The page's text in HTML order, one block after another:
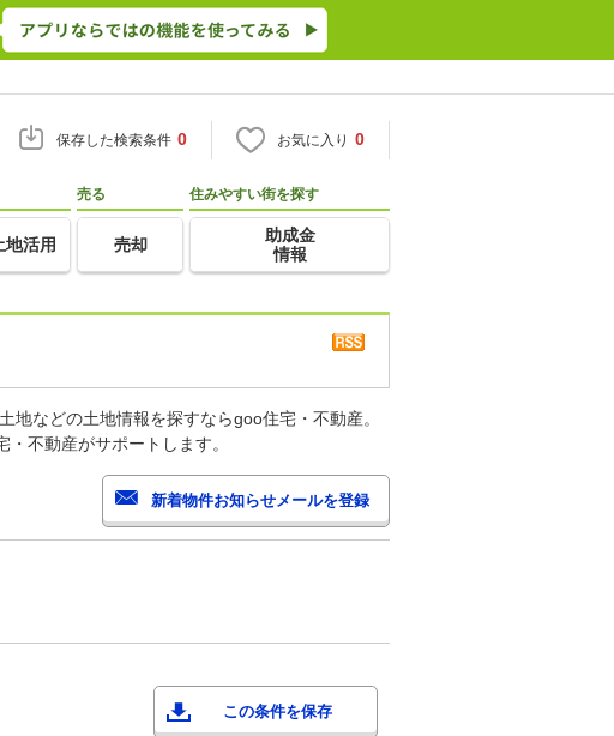
保存した検索条件 0 お気に入り 0
地活用
売る
売却
住みやすい街を探す
助成金
情報
などの土地情報を探すならgoo住宅・不動産。
不動産がサポートします。
この条件を保存